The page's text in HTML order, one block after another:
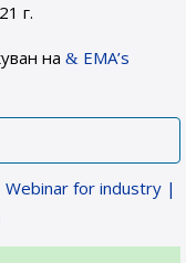
г.
на
EMA’s
Webinar for industry |